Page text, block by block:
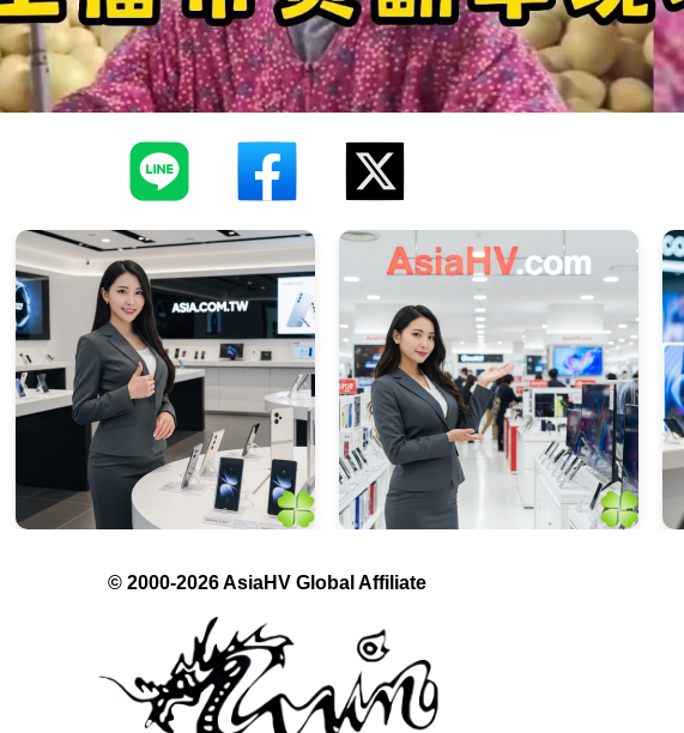
© 2000-2026 AsiaHV Global Affiliate